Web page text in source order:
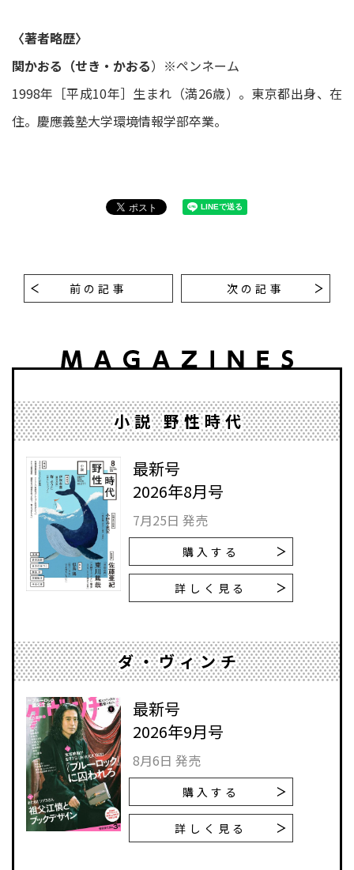
〈著者略歴〉
関かおる（せき・かおる）※ペンネーム
1998年［平成10年］生まれ（満26歳）。東京都出身、在
住。慶應義塾大学環境情報学部卒業。
前の記事 次の記事
小説 野性時代
最新号
2026年8月号
7月25日 発売
購入する
詳しく見る
ダ・ヴィンチ
最新号
2026年9月号
8月6日 発売
購入する
詳しく見る